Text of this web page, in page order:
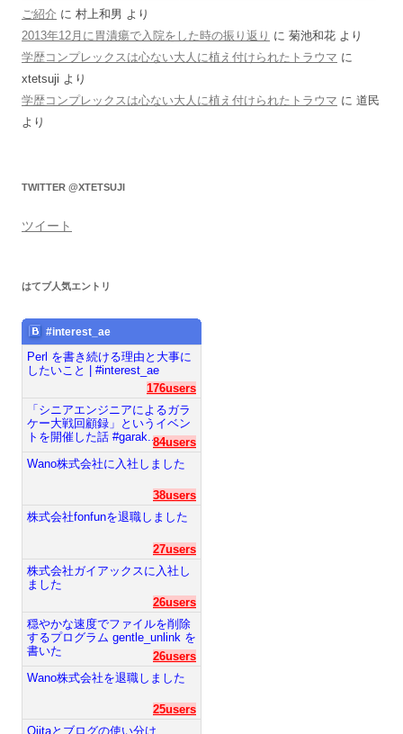
ご紹介 に 村上和男 より
2013年12月に胃潰瘍で入院をした時の振り返り に 菊池和花 より
学歴コンプレックスは心ない大人に植え付けられたトラウマ に
xtetsuji より
学歴コンプレックスは心ない大人に植え付けられたトラウマ に 道民
より
TWITTER @XTETSUJI
ツイート
はてブ人気エントリ
#interest_ae
Perl を書き続ける理由と大事に
したいこと | #interest_ae
176users
「シニアエンジニアによるガラ
ケー大戦回顧録」というイベン
トを開催した話 #garak...84users
Wano株式会社に入社しました
38users
株式会社fonfunを退職しました
27users
株式会社ガイアックスに入社し
ました
26users
穏やかな速度でファイルを削除
するプログラム gentle_unlink を
書いた
26users
Wano株式会社を退職しました
25users
Qiitaとブログの使い分け